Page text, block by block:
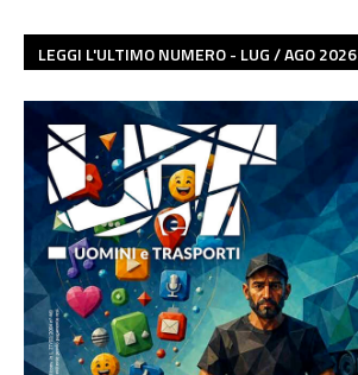
LEGGI L'ULTIMO NUMERO - LUG / AGO 2026